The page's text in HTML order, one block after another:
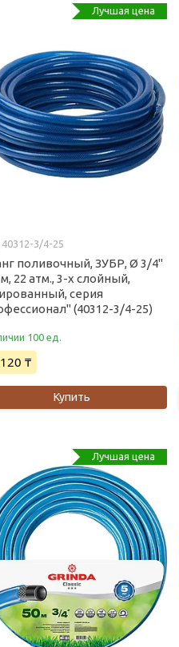
Лучшая цена
40312-3/4-25
поливочный, ЗУБР, Ø 3/4"
м, 22 атм., 3-x слойный,
серия
(40312-3/4-25)
100 ед.
₸
Купить
Лучшая цена